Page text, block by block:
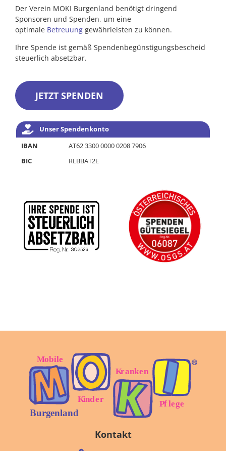
Der Verein MOKI Burgenland benötigt dringend
Sponsoren und Spenden, um eine
optimale Betreuung gewährleisten zu können.
Ihre Spende ist gemäß Spendenbegünstigungsbescheid
steuerlich absetzbar.
JETZT SPENDEN
Unser Spendenkonto
IBAN
AT62 3300 0000 0208 7906
BIC
RLBBAT2E
Kontakt